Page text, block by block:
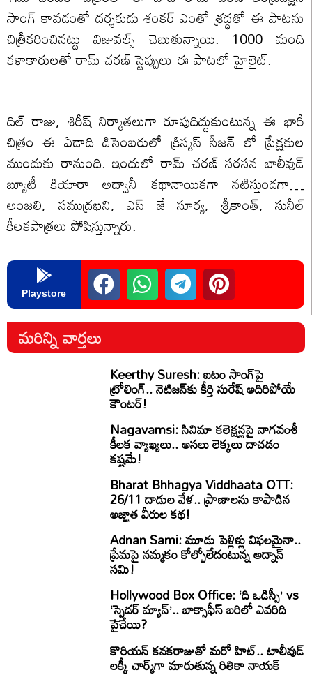
సాంగ్ కావడంతో దర్శకుడు శంకర్ ఎంతో శ్రద్ధతో ఈ పాటను
చిత్రీకరించినట్టు విజువల్స్ చెబుతున్నాయి. 1000 మంది
కళాకారులతో రామ్ చరణ్ స్టెప్పులు ఈ పాటలో హైలైట్.
దిల్ రాజు, శిరీష్ నిర్మాతలుగా రూపుదిద్దుకుంటున్న ఈ భారీ
చిత్రం ఈ ఏడాది డిసెంబరులో క్రిస్మస్ సీజన్ లో ప్రేక్షకుల
ముందుకు రానుంది. ఇందులో రామ్ చరణ్ సరసన బాలీవుడ్
బ్యూటీ కియారా అద్వానీ కథానాయికగా నటిస్తుండగా…
అంజలి, సముద్రఖని, ఎస్ జే సూర్య, శ్రీకాంత్, సునీల్
కీలకపాత్రలు పోషిస్తున్నారు.
Playstore
మరిన్ని వార్తలు
Keerthy Suresh: ఐటం సాంగ్‌పై
ట్రోలింగ్.. నెటిజన్‌కు కీర్తి సురేష్ అదిరిపోయే
కౌంటర్!
Nagavamsi: సినిమా కలెక్షన్లపై నాగవంశీ
కీలక వ్యాఖ్యలు.. అసలు లెక్కలు దాచడం
కష్టమే!
Bharat Bhhagya Viddhaata OTT:
26/11 దాడుల వేళ.. ప్రాణాలను కాపాడిన
అజ్ఞాత వీరుల కథ!
Adnan Sami: మూడు పెళ్లిళ్లు విఫలమైనా..
ప్రేమపై నమ్మకం కోల్పోలేదంటున్న అద్నాన్
సమి!
Hollywood Box Office: ‘ది ఒడిస్సీ’ vs
‘స్పైడర్ మ్యాన్’.. బాక్సాఫీస్ బరిలో ఎవరిది
పైచేయి?
కొరియన్ కనకరాజుతో మరో హిట్.. టాలీవుడ్
లక్కీ చార్మ్‌గా మారుతున్న రితికా నాయక్